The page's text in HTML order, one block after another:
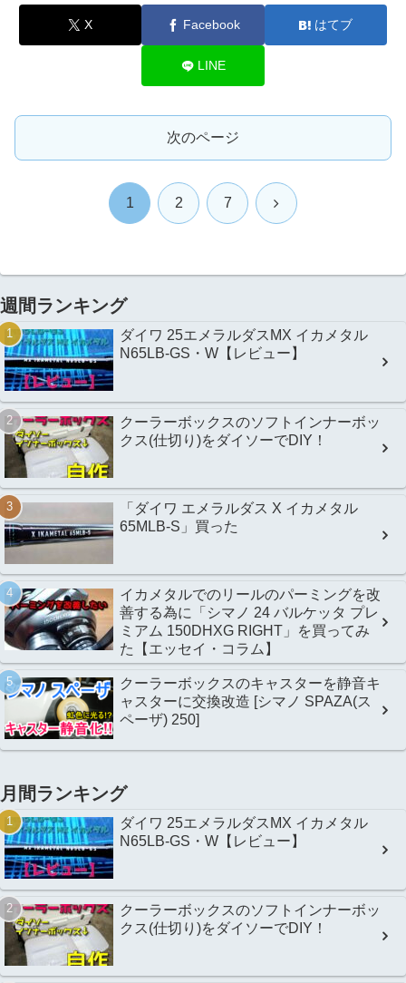
X Facebook はてブ
LINE
次のページ
1 2 7 次
週間ランキング
ダイワ 25エメラルダスMX イカメタル
N65LB-GS・W【レビュー】
クーラーボックスのソフトインナーボッ
クス(仕切り)をダイソーでDIY！
「ダイワ エメラルダス X イカメタル
65MLB-S」買った
イカメタルでのリールのパーミングを改
善する為に「シマノ 24 バルケッタ プレ
ミアム 150DHXG RIGHT」を買ってみ
た【エッセイ・コラム】
クーラーボックスのキャスターを静音キ
ャスターに交換改造 [シマノ SPAZA(ス
ペーザ) 250]
月間ランキング
ダイワ 25エメラルダスMX イカメタル
N65LB-GS・W【レビュー】
クーラーボックスのソフトインナーボッ
クス(仕切り)をダイソーでDIY！